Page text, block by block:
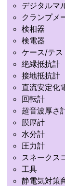
デジタルマ
クランプメ
検相器
検電器
ケース/テス
絶縁抵抗計
接地抵抗計
直流安定化
回転計
超音波厚さ
膜厚計
水分計
圧力計
スネークス
工具
静電気対策